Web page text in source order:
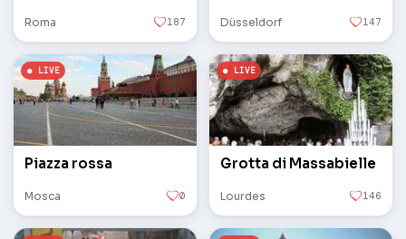
Roma 187 Düsseldorf 147
Piazza rossa
Mosca 0
Grotta di Massabielle
Lourdes 146